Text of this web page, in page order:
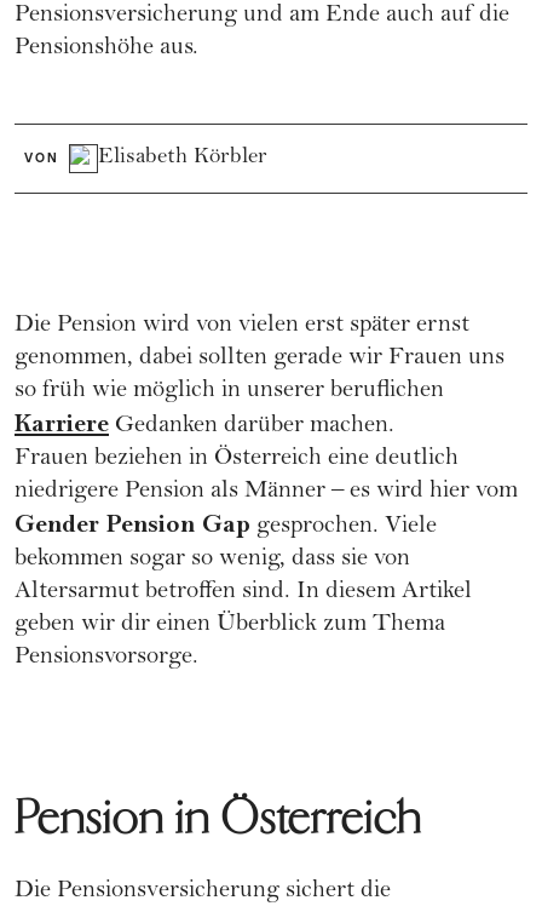
Pensionsversicherung und am Ende auch auf die
Pensionshöhe aus.
VON Elisabeth Körbler
Die Pension wird von vielen erst später ernst
genommen, dabei sollten gerade wir Frauen uns
so früh wie möglich in unserer beruflichen
Karriere Gedanken darüber machen.
Frauen beziehen in Österreich eine deutlich
niedrigere Pension als Männer – es wird hier vom
Gender Pension Gap gesprochen. Viele
bekommen sogar so wenig, dass sie von
Altersarmut betroffen sind. In diesem Artikel
geben wir dir einen Überblick zum Thema
Pensionsvorsorge.
Pension in Österreich
Die Pensionsversicherung sichert die